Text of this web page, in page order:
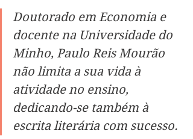
Doutorado em Economia e
docente na Universidade do
Minho, Paulo Reis Mourão
não limita a sua vida à
atividade no ensino,
dedicando-se também à
escrita literária com sucesso.